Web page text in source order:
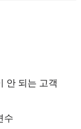
안 되는 고객
수